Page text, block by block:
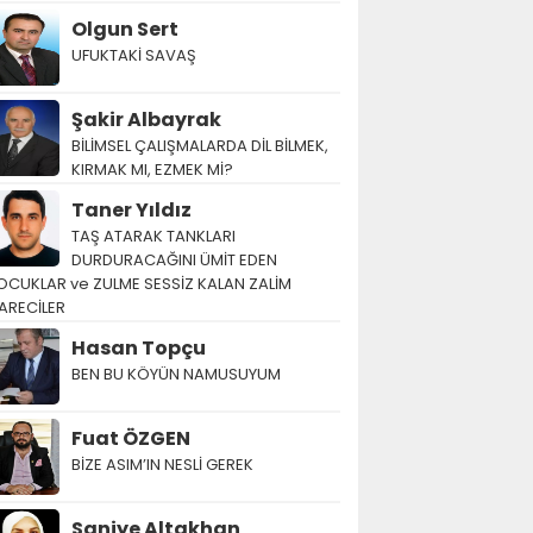
Olgun Sert
UFUKTAKİ SAVAŞ
Şakir Albayrak
BİLİMSEL ÇALIŞMALARDA DİL BİLMEK,
KIRMAK MI, EZMEK Mİ?
Taner Yıldız
TAŞ ATARAK TANKLARI
DURDURACAĞINI ÜMİT EDEN
ve ZULME SESSİZ KALAN ZALİM
Hasan Topçu
BEN BU KÖYÜN NAMUSUYUM
Fuat ÖZGEN
BİZE ASIM’IN NESLİ GEREK